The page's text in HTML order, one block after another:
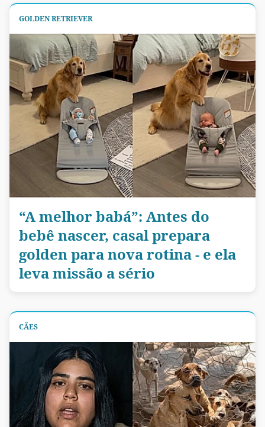
GOLDEN RETRIEVER
“A melhor babá”: Antes do
bebê nascer, casal prepara
golden para nova rotina - e ela
leva missão a sério
CÃES